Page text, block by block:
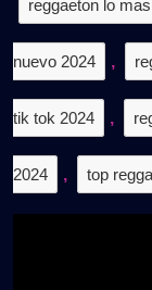
reggaeton lo
nuevo 2024 ,
tik tok 2024 ,
2024 , top